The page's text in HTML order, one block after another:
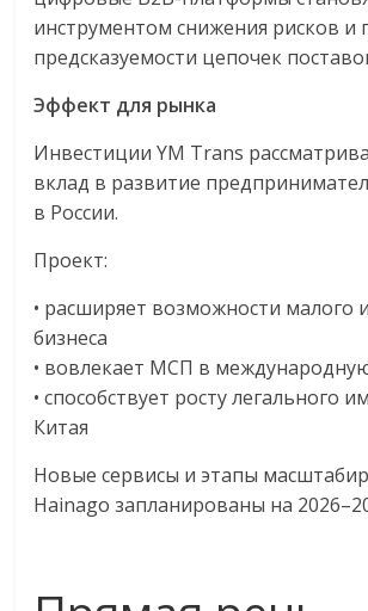
инструментом снижения рисков
предсказуемости цепочек
Эффект для рынка
Инвестиции YM Trans
вклад в развитие
в России.
Проект:
• расширяет возможности малого
бизнеса
• вовлекает МСП в
• способствует росту легального
Китая
Новые сервисы и этапы
Hainago запланированы на